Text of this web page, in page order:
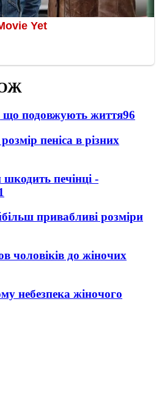
що подовжують життя96
пеніса в різних
печінці -
привабливі розміри
чоловіків до жіночих
небезпека жіночого